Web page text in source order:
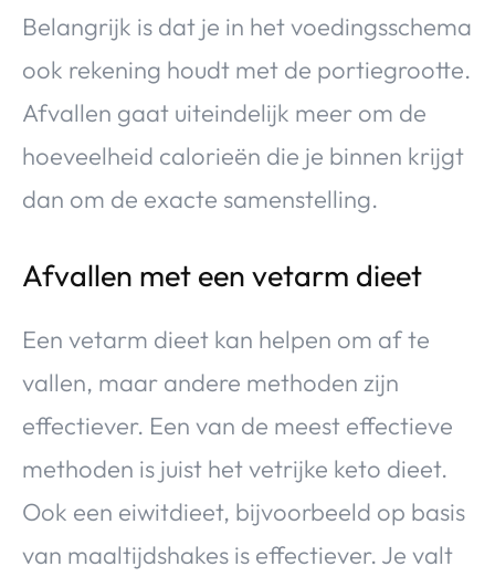
Belangrijk is dat je in het voedingsschema
ook rekening houdt met de portiegrootte.
Afvallen gaat uiteindelijk meer om de
hoeveelheid calorieën die je binnen krijgt
dan om de exacte samenstelling.
Afvallen met een vetarm dieet
Een vetarm dieet kan helpen om af te
vallen, maar andere methoden zijn
effectiever. Een van de meest effectieve
methoden is juist het vetrijke keto dieet.
Ook een eiwitdieet, bijvoorbeeld op basis
van maaltijdshakes is effectiever. Je valt